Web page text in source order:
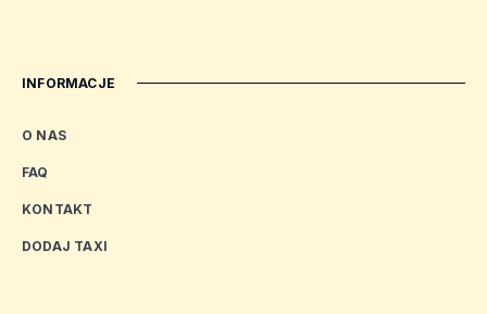
INFORMACJE
O NAS
FAQ
KONTAKT
DODAJ TAXI